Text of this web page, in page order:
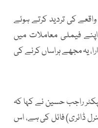
کی تردید کرتے ہوئے
اپنے فیملی معاملات میں
یہ مجھے ہراساں کرنے کی
راجب حسین نے کہا کہ
ڈائری) فائل کی ہے، اس